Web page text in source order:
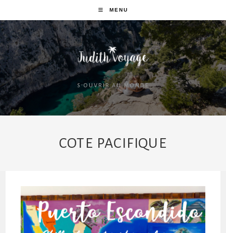
MENU
S'OUVRIR AU MONDE
COTE PACIFIQUE